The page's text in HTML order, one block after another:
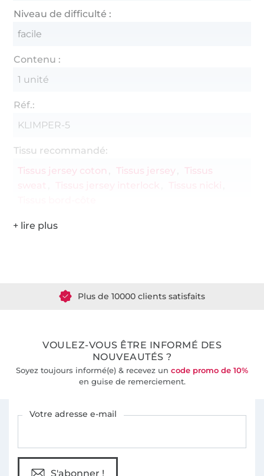
Niveau de difficulté :
facile
Contenu :
1 unité
Réf.:
KLIMPER-5
Tissu recommandé:
Tissus jersey coton
Tissus jersey
Tissus
VOULEZ-VOUS ÊTRE INFORMÉ DES
NOUVEAUTÉS ?
Soyez toujours informé(e) & recevez un code promo de 10%
en guise de remerciement.
Votre adresse e-mail
S'abonner !